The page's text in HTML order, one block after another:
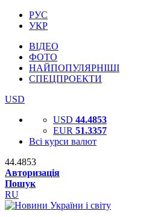
РУС
УКР
ВІДЕО
ФОТО
НАЙПОПУЛЯРНІШІ
СПЕЦПРОЕКТИ
USD
USD 44.4853
EUR 51.3357
Всі курси валют
44.4853
Авторизація
Пошук
RU